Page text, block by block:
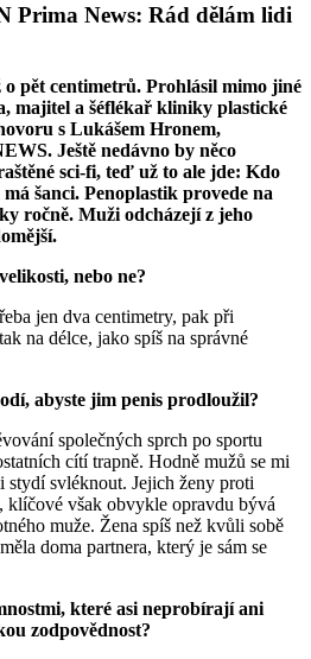
Prima News: Rád dělám lidi
pět centimetrů. Prohlásil mimo jiné
majitel a šéflékař kliniky plastické
s Lukášem Hronem,
Ještě nedávno by něco
sci-fi, teď už to ale jde: Kdo
šanci. Penoplastik provede na
ročně. Muži odcházejí z jeho
nebo ne?
jen dva centimetry, pak při
na délce, jako spíš na správné
abyste jim penis prodloužil?
společných sprch po sportu
cítí trapně. Hodně mužů se mi
stydí svléknout. Jejich ženy proti
klíčové však obvykle opravdu bývá
muže. Žena spíš než kvůli sobě
doma partnera, který je sám se
které asi neprobírají ani
zodpovědnost?